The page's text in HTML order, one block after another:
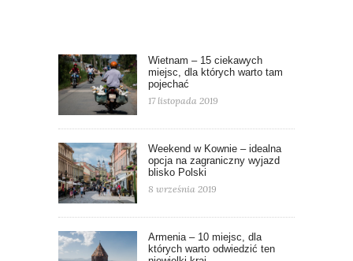
Wietnam – 15 ciekawych
miejsc, dla których warto tam
pojechać
17 listopada 2019
Weekend w Kownie – idealna
opcja na zagraniczny wyjazd
blisko Polski
8 września 2019
Armenia – 10 miejsc, dla
których warto odwiedzić ten